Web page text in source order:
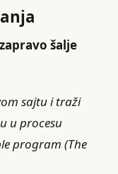
šalje
sajtu i traži
u procesu
program (The